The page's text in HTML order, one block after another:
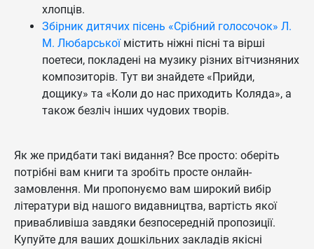
хлопців.
Збірник дитячих пісень «Срібний голосочок» Л.
М. Любарськоїмістить ніжні пісні та вірші
поетеси, покладені на музику різних вітчизняних
композиторів. Тут ви знайдете «Прийди,
дощику» та «Коли до нас приходить Коляда», а
також безліч інших чудових творів.
Як же придбати такі видання? Все просто: оберіть
потрібні вам книги та зробіть просте онлайн-
замовлення. Ми пропонуємо вам широкий вибір
літератури від нашого видавництва, вартість якої
привабливіша завдяки безпосередній пропозиції.
Купуйте для ваших дошкільних закладів якісні